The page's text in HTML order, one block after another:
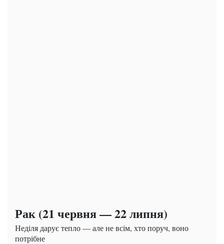
Рак (21 червня — 22 липня)
Неділя дарує тепло — але не всім, хто поруч, воно
потрібне